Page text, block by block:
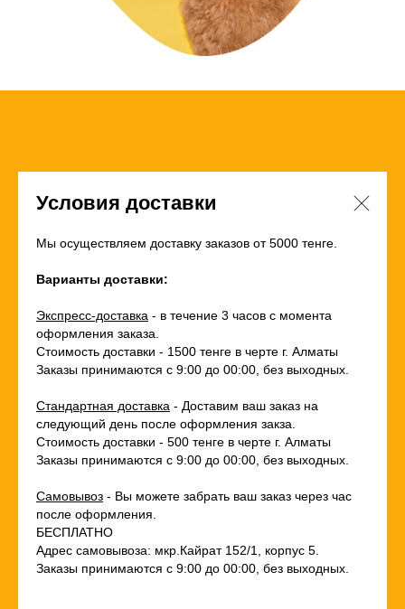
Условия доставки
Мы осуществляем доставку заказов от 5000 тенге.
Варианты доставки:
Экспресс-доставка - в течение 3 часов с момента
оформления заказа.
Стоимость доставки - 1500 тенге в черте г. Алматы
Заказы принимаются с 9:00 до 00:00, без выходных.
Стандартная доставка - Доставим ваш заказ на
следующий день после оформления закза.
Стоимость доставки - 500 тенге в черте г. Алматы
Заказы принимаются с 9:00 до 00:00, без выходных.
Самовывоз - Вы можете забрать ваш заказ через час
после оформления.
БЕСПЛАТНО
Адрес самовывоза: мкр.Кайрат 152/1, корпус 5.
Заказы принимаются с 9:00 до 00:00, без выходных.